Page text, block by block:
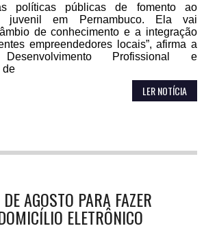
políticas públicas de fomento ao
juvenil em Pernambuco. Ela vai
de conhecimento e a integração
empreendedores locais”, afirma a
Profissional e
de
LER NOTÍCIA
AGOSTO PARA FAZER
ELETRÔNICO